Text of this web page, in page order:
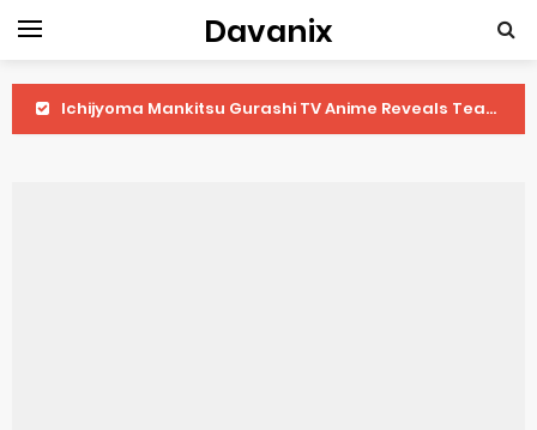
Davanix
Dorohedoro Season 2 April Premiere